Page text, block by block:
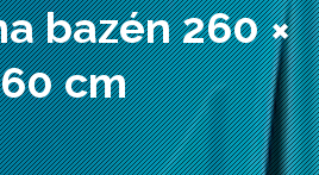
bazén 260 ×
cm